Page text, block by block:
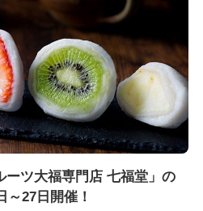
ーツ大福専門店 七福堂」の
～27日開催！